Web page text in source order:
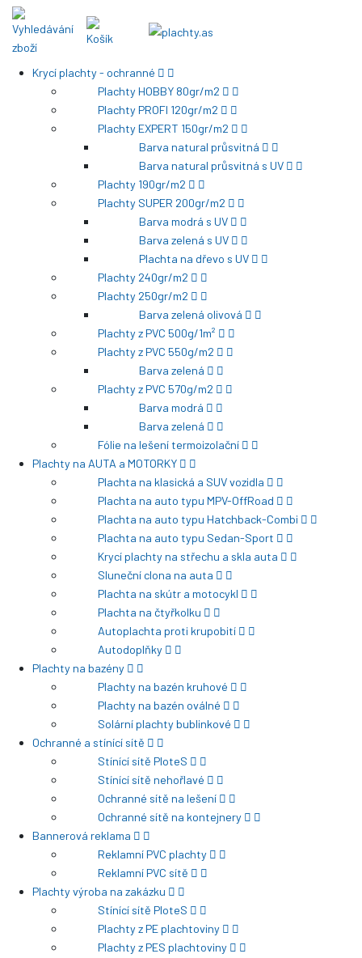
Krycí plachty - ochranné
Plachty HOBBY 80gr/m2
Plachty PROFI 120gr/m2
Plachty EXPERT 150gr/m2
Barva natural průsvitná
Barva natural průsvitná s UV
Plachty 190gr/m2
Plachty SUPER 200gr/m2
Barva modrá s UV
Barva zelená s UV
Plachta na dřevo s UV
Plachty 240gr/m2
Plachty 250gr/m2
Barva zelená olivová
Plachty z PVC 500g/1m²
Plachty z PVC 550g/m2
Barva zelená
Plachty z PVC 570g/m2
Barva modrá
Barva zelená
Fólie na lešení termoizolační
Plachty na AUTA a MOTORKY
Plachta na klasická a SUV vozidla
Plachta na auto typu MPV-OffRoad
Plachta na auto typu Hatchback-Combi
Plachta na auto typu Sedan-Sport
Krycí plachty na střechu a skla auta
Sluneční clona na auta
Plachta na skútr a motocykl
Plachta na čtyřkolku
Autoplachta proti krupobití
Autodoplňky
Plachty na bazény
Plachty na bazén kruhové
Plachty na bazén oválné
Solární plachty bublinkové
Ochranné a stínící sítě
Stínící sítě PloteS
Stínící sítě nehořlavé
Ochranné sítě na lešení
Ochranné sítě na kontejnery
Bannerová reklama
Reklamní PVC plachty
Reklamní PVC sítě
Plachty výroba na zakázku
Stínící sítě PloteS
Plachty z PE plachtoviny
Plachty z PES plachtoviny